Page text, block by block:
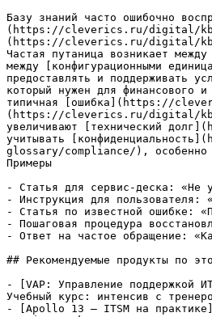
Базу знаний часто ошибочно
(https://cleverics.ru/digital/kb-
(https://cleverics.ru/digital/kb-
Частая путаница возникает
между [конфигурационными
предоставлять и
который нужен для
типичная [ошибка](https://
(https://cleverics.ru/digital/kb-
увеличивают [технический
учитывать
glossary/compliance/),
Примеры
- Статья для сервис-деска: «Не
- Инструкция для пользователя:
- Статья по известной ошибке:
- Пошаговая процедура
- Ответ на частое обращение:
## Рекомендуемые продукты по
- [VAP: Управление поддержкой
Учебный курс: интенсив с
- [Apollo 13 — ITSM на